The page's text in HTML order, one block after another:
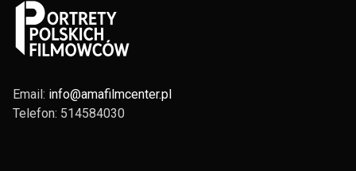
Email: info@amafilmcenter.pl
Telefon: 514584030